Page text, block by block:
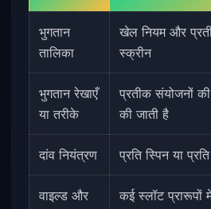
भुगतान
तालिका
खेल नियम और
स्क्रीन
भुगतान रेखाएँ
या तरीके
प्रतीक संयोजनों
की जाती है
दांव नियंत्रण प्रति स्पिन या
वाइल्ड और
कई स्लॉट प्रारूपों